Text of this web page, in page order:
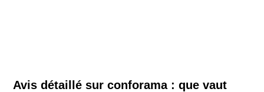
Avis détaillé sur conforama : que vaut